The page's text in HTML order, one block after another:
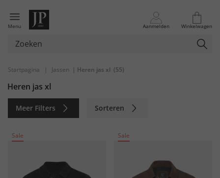
Menu Aanmelden Winkelwagen
Startpagina | Jassen | Heren jas xl (55)
Heren jas xl
Meer Filters Sorteren
Sale Sale